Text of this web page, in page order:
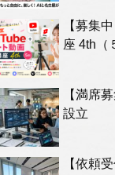
【募集
座 4th（
【満席
設立
【依頼